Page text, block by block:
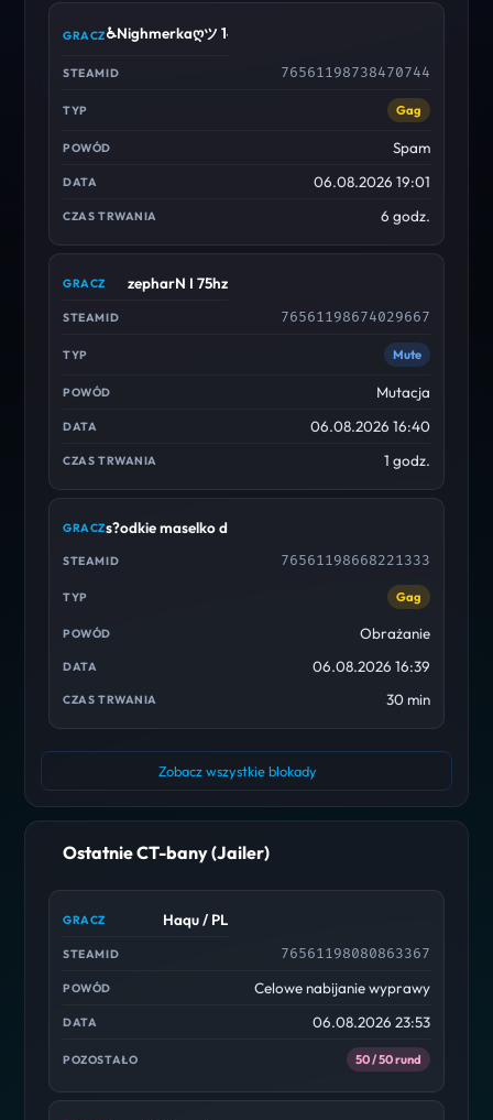
♿Nighmerkaღツ 14 yo idiot
76561198738470744
Gag
Spam
06.08.2026 19:01
6 godz.
zepharN I 75hz
76561198674029667
Mute
Mutacja
06.08.2026 16:40
1 godz.
s?odkie maselko discord /cscd
76561198668221333
Gag
Obrażanie
06.08.2026 16:39
30 min
Zobacz wszystkie blokady
Ostatnie CT-bany (Jailer)
Haqu / PL
76561198080863367
Celowe nabijanie wyprawy
06.08.2026 23:53
50 / 50 rund